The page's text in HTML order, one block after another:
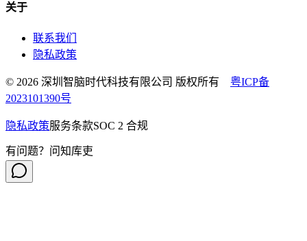
关于
联系我们
隐私政策
© 2026 深圳智脑时代科技有限公司 版权所有 粤ICP备
2023101390号
隐私政策服务条款SOC 2 合规
有问题？问知库吏